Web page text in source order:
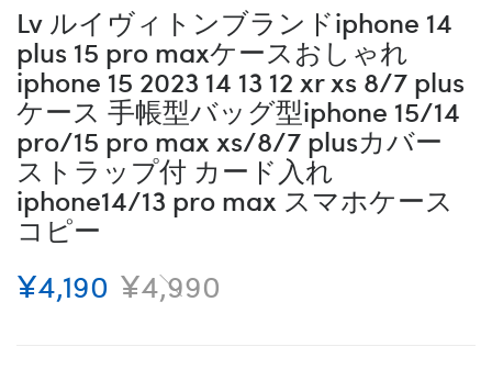
Lv ルイヴィトンブランドiphone 14
plus 15 pro maxケースおしゃれ
iphone 15 2023 14 13 12 xr xs 8/7 plus
ケース 手帳型バッグ型iphone 15/14
pro/15 pro max xs/8/7 plusカバー
ストラップ付 カード入れ
iphone14/13 pro max スマホケース
コピー
¥4,190 ¥4,990